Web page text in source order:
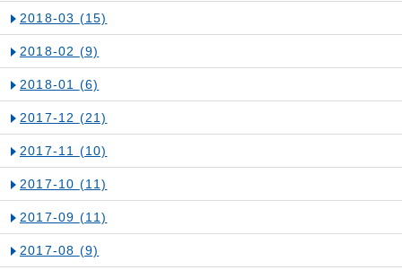
2018-03 (15)
2018-02 (9)
2018-01 (6)
2017-12 (21)
2017-11 (10)
2017-10 (11)
2017-09 (11)
2017-08 (9)